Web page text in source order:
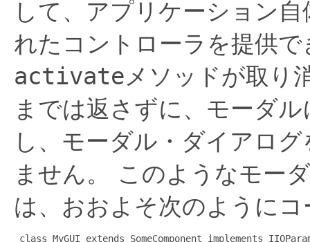
して、アプリケーション
れたコントローラを提供で
activateメソッドが取り
までは返さずに、モーダ
し、モーダル・ダイアロ
ません。
このようなモー
は、おおよそ次のように
class MyGUI extends SomeComponent implements